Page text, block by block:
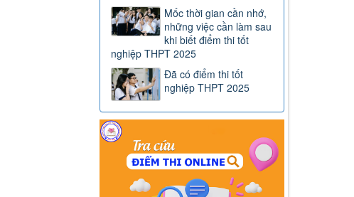
Mốc thời gian cần nhớ,
những việc cần làm sau
khi biết điểm thi tốt
nghiệp THPT 2025
Đã có điểm thi tốt
nghiệp THPT 2025